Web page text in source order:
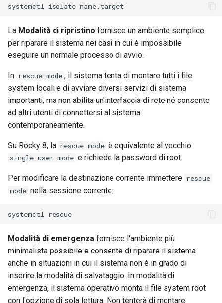
systemctl isolate
La Modalità di ripristino fornisce un ambiente semplice
per riparare il sistema nei casi in cui è impossibile
eseguire un normale processo di avvio.
In rescue mode , il sistema tenta di montare tutti i file
system locali e di avviare diversi servizi di sistema
importanti, ma non abilita un'interfaccia di rete né consente
ad altri utenti di connettersi al sistema
contemporaneamente.
Su Rocky 8, la rescue mode è equivalente al vecchio
single user mode e richiede la password di root.
Per modificare la destinazione corrente immettere rescue
mode nella sessione corrente:
systemctl
Modalità di emergenza fornisce l'ambiente più
minimalista possibile e consente di riparare il sistema
anche in situazioni in cui il sistema non è in grado di
inserire la modalità di salvataggio. In modalità di
emergenza, il sistema operativo monta il file system root
con l'opzione di sola lettura. Non tenterà di montare